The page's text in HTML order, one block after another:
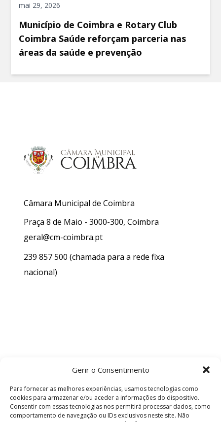
Gerir o Consentimento
Para fornecer as melhores experiências, usamos tecnologias como
cookies para armazenar e/ou aceder a informações do dispositivo.
Consentir com essas tecnologias nos permitirá processar dados, como
comportamento de navegação ou IDs exclusivos neste site. Não
mai 29, 2026
Município de Coimbra e Rotary Club
Coimbra Saúde reforçam parceria nas
áreas da saúde e prevenção
Câmara Municipal de Coimbra
Praça 8 de Maio - 3000-300, Coimbra
geral@cm-coimbra.pt
239 857 500 (chamada para a rede fixa
nacional)